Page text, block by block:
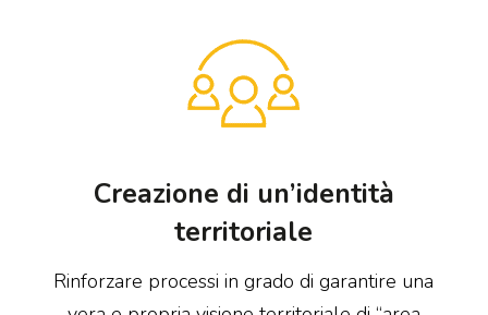
Creazione di un’identità
territoriale
Rinforzare processi in grado di garantire una